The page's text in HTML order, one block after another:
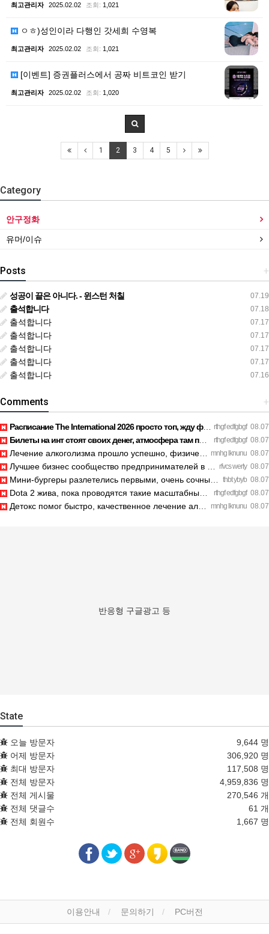
최고관리자 2025.02.02 조회: 1,021
ㅇㅎ)성인이라 다행인 갓세희 수영복
최고관리자 2025.02.02 조회: 1,021
[이벤트] 증권플러스에서 공짜 비트코인 받기
최고관리자 2025.02.02 조회: 1,020
1 2 3 4 5
Category
안구정화
유머/이슈
+
Posts
07.19
성공이 끝은 아니다. - 윈스턴 처칠
07.18
출석합니다
07.17
출석합니다
07.17
출석합니다
07.17
출석합니다
07.17
출석합니다
07.16
출석합니다
+
Comments
rthgf edfgbgf 08.07
Расписание The International 2026 просто топ, жду финал! htt…
rthgf edfgbgf 08.07
Билеты на инт стоят своих денег, атмосфера там просто непере…
mnhg lknunu 08.07
Лечение алкоголизма прошло успешно, физической тяги больше н…
rfvcs werty 08.07
Лучшее бизнес сообщество предпринимателей в Санкт-Петербурге…
thbt ybyb 08.07
Мини-бургеры разлетелись первыми, очень сочные. https://inte…
rthgf edfgbgf 08.07
Dota 2 жива, пока проводятся такие масштабные турниры. https…
mnhg lknunu 08.07
Детокс помог быстро, качественное лечение алкоголизма Санкт-…
반응형 구글광고 등
State
오늘 방문자
9,644 명
어제 방문자
306,920 명
최대 방문자
117,508 명
전체 방문자
4,959,836 명
전체 게시물
270,546 개
전체 댓글수
61 개
전체 회원수
1,667 명
이용안내 문의하기 PC버전